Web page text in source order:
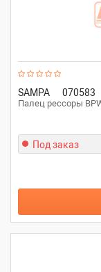
SAMPA 070583
Палец рессоры
Под заказ